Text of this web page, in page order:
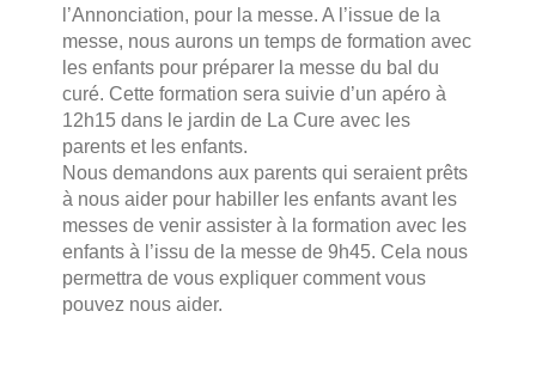
l’Annonciation, pour la messe. A l’issue de la
messe, nous aurons un temps de formation avec
les enfants pour préparer la messe du bal du
curé. Cette formation sera suivie d’un apéro à
12h15 dans le jardin de La Cure avec les
parents et les enfants.
Nous demandons aux parents qui seraient prêts
à nous aider pour habiller les enfants avant les
messes de venir assister à la formation avec les
enfants à l’issu de la messe de 9h45. Cela nous
permettra de vous expliquer comment vous
pouvez nous aider.